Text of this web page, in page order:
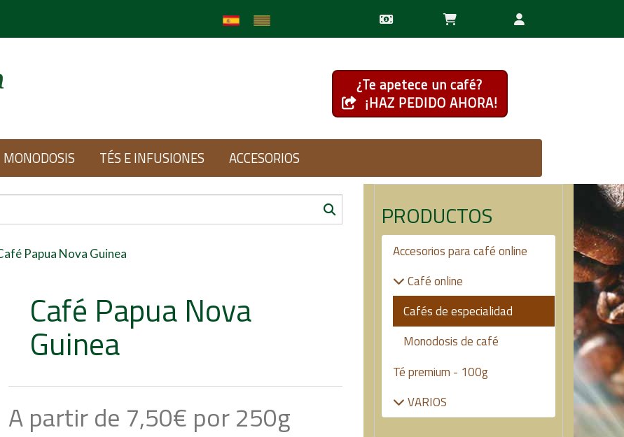
¿Te apetece un café?
¡HAZ PEDIDO AHORA!
MONODOSIS TÉS E INFUSIONES ACCESORIOS
Papua Nova Guinea
Café Papua Nova
Guinea
A partir de 7,50€ por 250g
PRODUCTOS
Accesorios para café online
Café online
Cafés de especialidad
Monodosis de café
Té premium - 100g
VARIOS